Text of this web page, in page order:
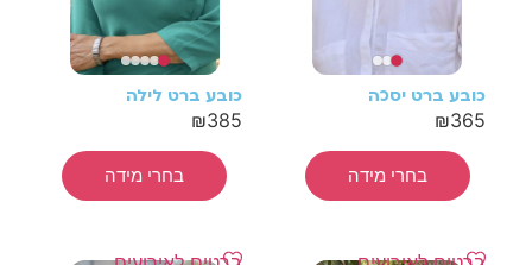
כובע ברט יסכה
₪365
בחרי מידה
כובע ברט לילה
₪385
בחרי מידה